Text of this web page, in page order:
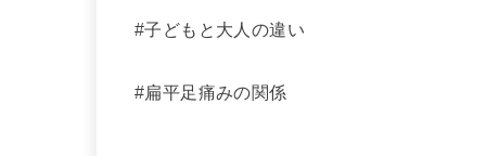
#子どもと大人の違い
#扁平足痛みの関係